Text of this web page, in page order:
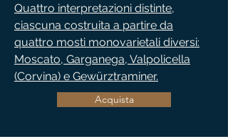
Quattro interpretazioni distinte,
ciascuna costruita a partire da
quattro mosti monovarietali diversi:
Moscato, Garganega, Valpolicella
(Corvina) e Gewürztraminer.
Acquista